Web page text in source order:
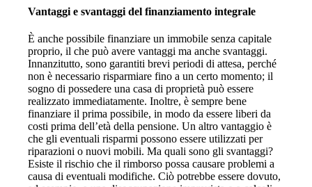
Vantaggi e svantaggi del finanziamento integrale
È anche possibile finanziare un immobile senza capitale
proprio, il che può avere vantaggi ma anche svantaggi.
Innanzitutto, sono garantiti brevi periodi di attesa, perché
non è necessario risparmiare fino a un certo momento; il
sogno di possedere una casa di proprietà può essere
realizzato immediatamente. Inoltre, è sempre bene
finanziare il prima possibile, in modo da essere liberi da
costi prima dell’età della pensione. Un altro vantaggio è
che gli eventuali risparmi possono essere utilizzati per
riparazioni o nuovi mobili. Ma quali sono gli svantaggi?
Esiste il rischio che il rimborso possa causare problemi a
causa di eventuali modifiche. Ciò potrebbe essere dovuto,